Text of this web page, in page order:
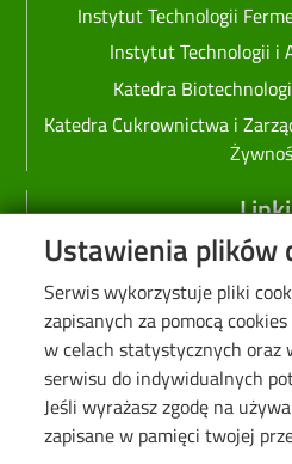
Ustawienia plików
Serwis wykorzystuje pliki
zapisanych za pomocą
w celach statystycznych oraz
serwisu do indywidualnych
Jeśli wyrażasz zgodę na
zapisane w pamięci twojej
Instytut Technologii
Instytut Technologii i
Katedra
Katedra Cukrownictwa i
Strona
Web
Koronawirus -